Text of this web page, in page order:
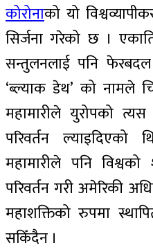
कोरोनाको यो
सिर्जना गरेको छ ।
सन्तुलनलाई पनि
‘ब्ल्याक डेथ’ को नामले
महामारीले युरोपको
परिवर्तन
महामारीले पनि
परिवर्तन गरी अमेरिकी
महाशक्तिको रुपमा
सकिँदैन ।